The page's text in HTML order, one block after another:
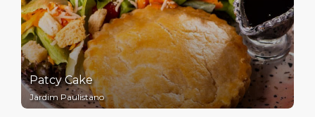
Patcy Cake
Jardim Paulistano